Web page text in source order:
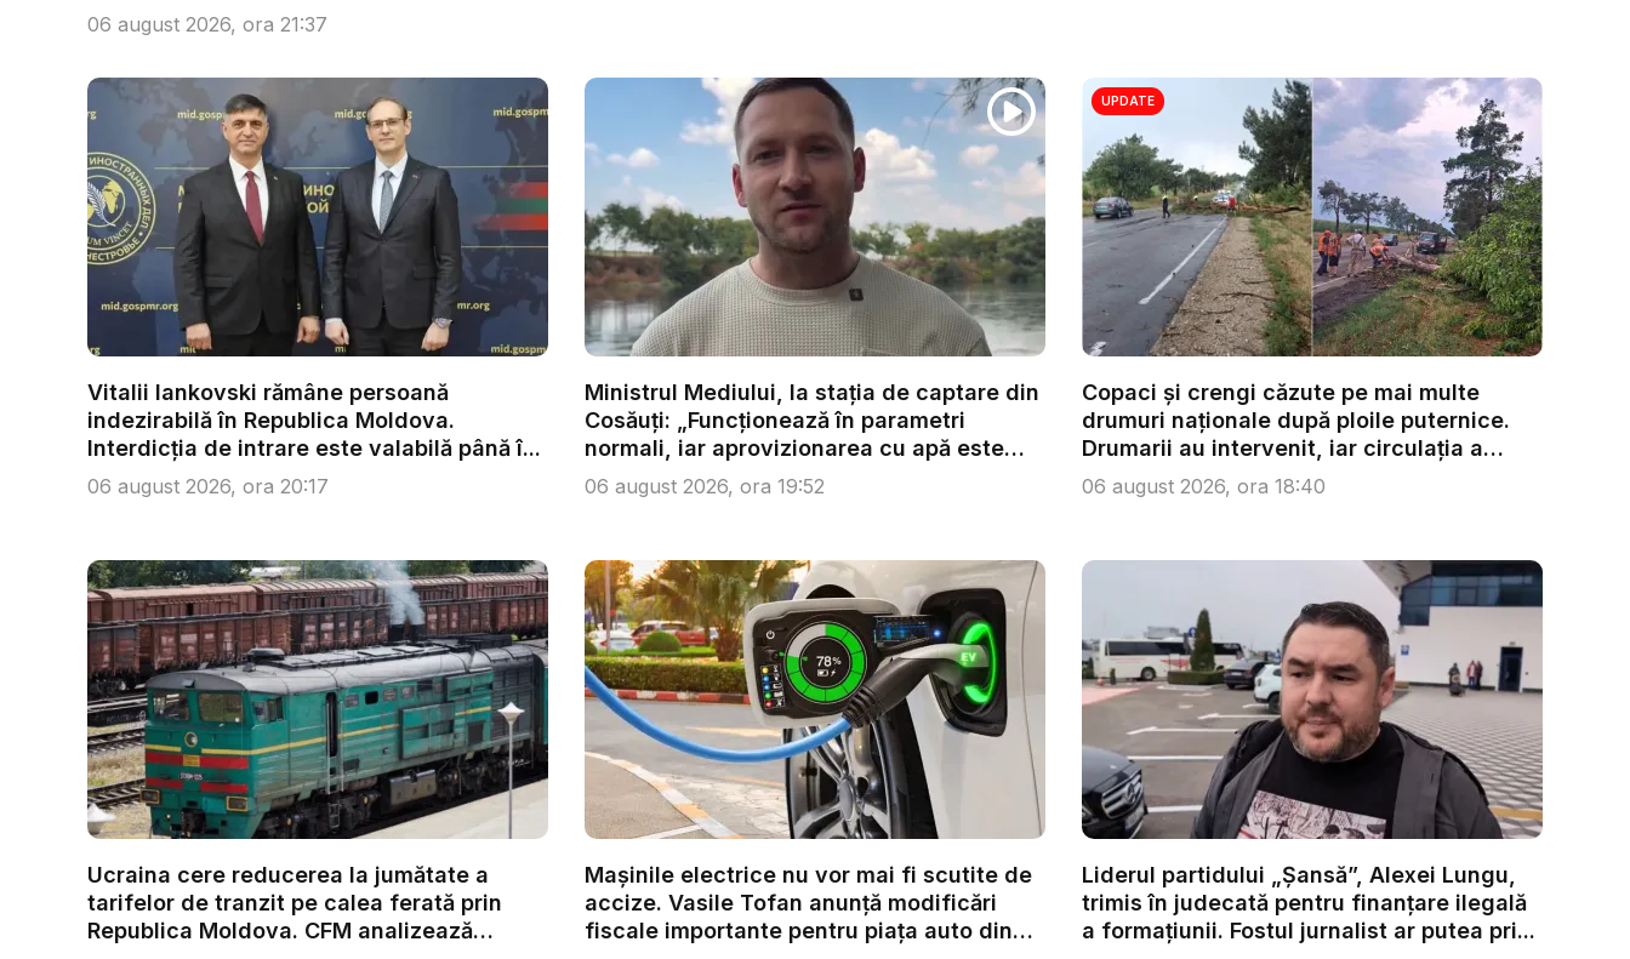
06 august 2026, ora 21:37
Vitalii Iankovski rămâne persoană
indezirabilă în Republica Moldova.
Interdicția de intrare este valabilă până î...
06 august 2026, ora 20:17
Ministrul Mediului, la stația de captare din
Cosăuți: „Funcționează în parametri
normali, iar aprovizionarea cu apă este
as...
06 august 2026, ora 19:52
UPDATE
Copaci și crengi căzute pe mai multe
drumuri naționale după ploile puternice.
Drumarii au intervenit, iar circulația a
fost...
06 august 2026, ora 18:40
Ucraina cere reducerea la jumătate a
tarifelor de tranzit pe calea ferată prin
Republica Moldova. CFM analizează
Mașinile electrice nu vor mai fi scutite de
accize. Vasile Tofan anunță modificări
fiscale importante pentru piața auto din
Liderul partidului „Șansă”, Alexei Lungu,
trimis în judecată pentru finanțare ilegală
a formațiunii. Fostul jurnalist ar putea pri...